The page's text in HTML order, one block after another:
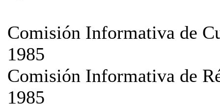
Comisión Informativa de
1985
Comisión Informativa de
1985